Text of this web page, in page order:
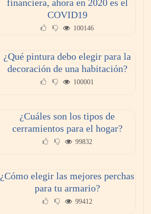
financiera, ahora en 2020 es el
COVID19
100146
¿Qué pintura debo elegir para la
decoración de una habitación?
100001
¿Cuáles son los tipos de
cerramientos para el hogar?
99832
¿Cómo elegir las mejores perchas
para tu armario?
99412